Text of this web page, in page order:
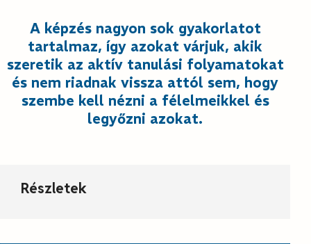
A képzés nagyon sok gyakorlatot
tartalmaz, így azokat várjuk, akik
szeretik az aktív tanulási folyamatokat
és nem riadnak vissza attól sem, hogy
szembe kell nézni a félelmeikkel és
legyőzni azokat.
Részletek